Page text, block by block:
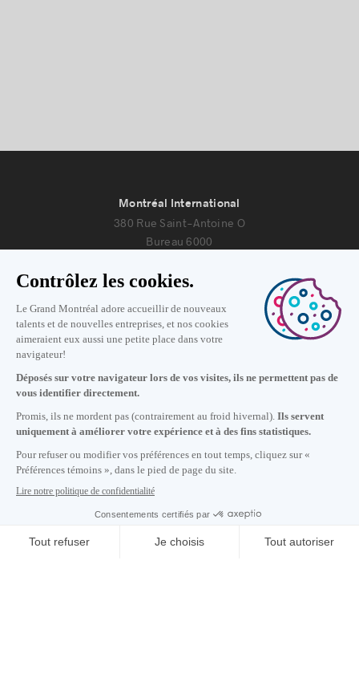
S'abonner à notre infolettre
Carrières
À propos de nous
Montréal International
380 Rue Saint-Antoine O
Bureau 6000
Nous joindre
Lundi au vendredi de 8h30 à 17h.